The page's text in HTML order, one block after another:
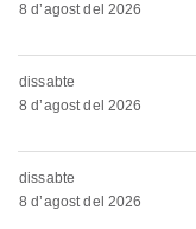
8 d’agost del 2026
dissabte
8 d’agost del 2026
dissabte
8 d’agost del 2026